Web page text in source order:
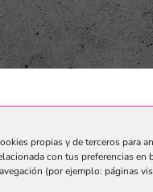
propias y de terceros para
con tus preferencias en
(por ejemplo: páginas